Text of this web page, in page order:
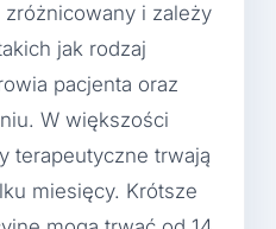
i zależy
jak rodzaj
pacjenta oraz
W większości
terapeutyczne trwają
miesięcy. Krótsze